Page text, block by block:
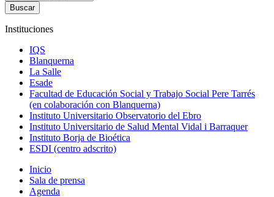
Instituciones
IQS
Blanquerna
La Salle
Esade
Facultad de Educación Social y Trabajo Social Pere Tarrés
(en colaboración con Blanquerna)
Instituto Universitario Observatorio del Ebro
Instituto Universitario de Salud Mental Vidal i Barraquer
Instituto Borja de Bioética
ESDI (centro adscrito)
Inicio
Sala de prensa
Agenda